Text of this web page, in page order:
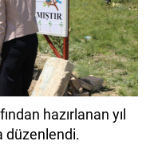
hazırlanan yıl
düzenlendi.